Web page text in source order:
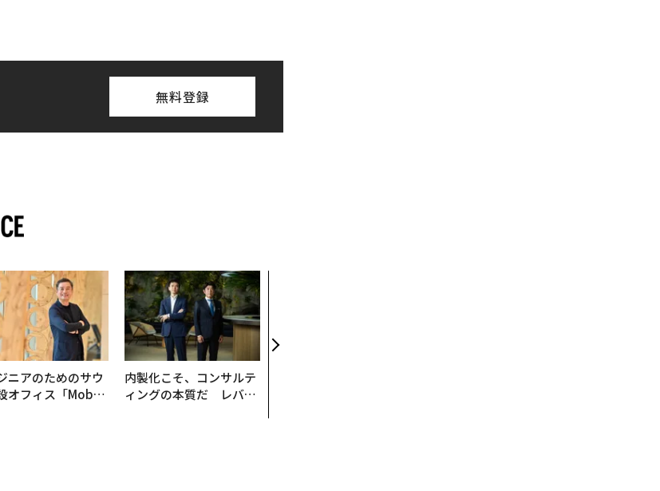
無料登録
ニアのためのサウ
オフィス「Mobiu
内製化こそ、コンサルテ
ィングの本質だ レバレ
ションの10年